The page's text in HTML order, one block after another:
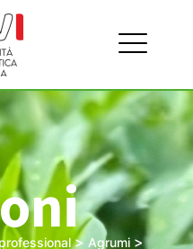
> Agrumi>